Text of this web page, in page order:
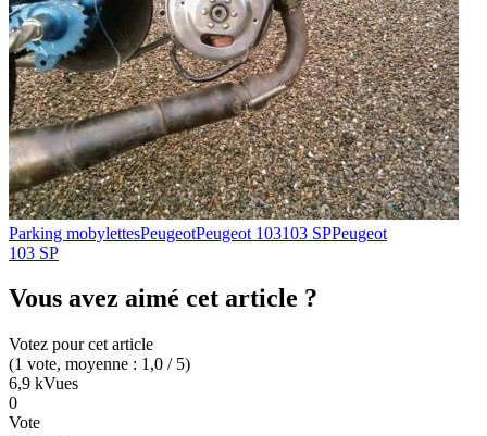
Parking mobylettesPeugeotPeugeot 103103 SPPeugeot
103 SP
Vous avez aimé cet article ?
Votez pour cet article
(1 vote, moyenne : 1,0 / 5)
6,9 kVues
0
Vote